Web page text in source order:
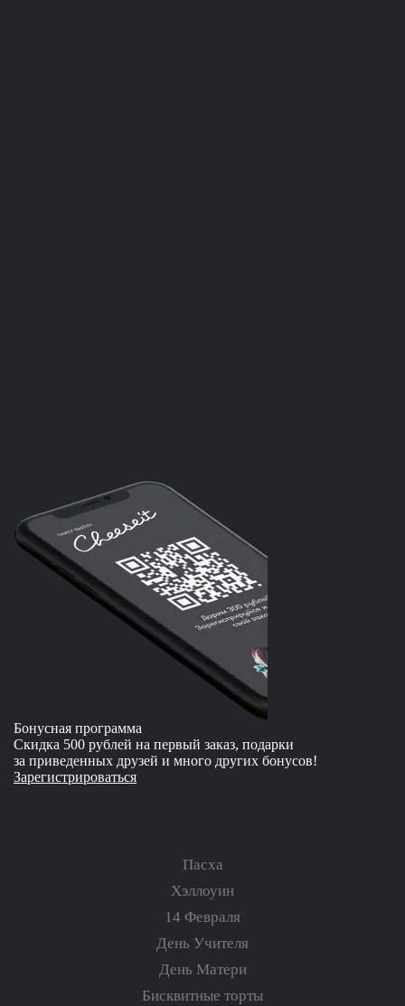
Бонусная программа
Скидка 500 рублей на первый заказ, подарки
за приведенных друзей и много других бонусов!
Зарегистрироваться
Пасха
Хэллоуин
14 Февраля
День Учителя
День Матери
Бисквитные торты